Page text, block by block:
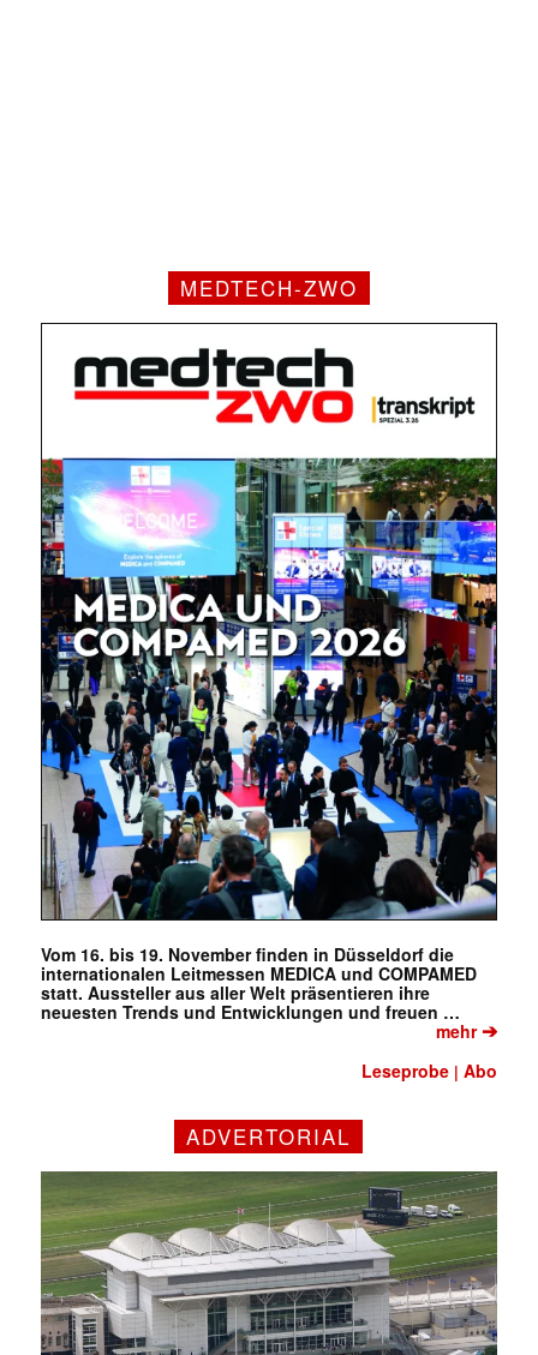
MEDTECH-ZWO
Vom 16. bis 19. November finden in Düsseldorf die
internationalen Leitmessen MEDICA und COMPAMED
statt. Aussteller aus aller Welt präsentieren ihre
neuesten Trends und Entwicklungen und freuen …
mehr➔
Leseprobe |Abo
ADVERTORIAL